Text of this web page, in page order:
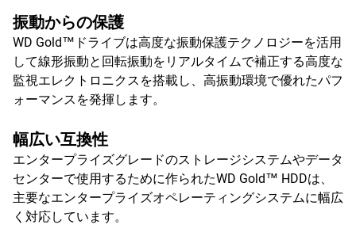
振動からの保護
WD Gold™ドライブは高度な振動保護テクノロジーを活用
して線形振動と回転振動をリアルタイムで補正する高度な
監視エレクトロニクスを搭載し、高振動環境で優れたパフ
ォーマンスを発揮します。
幅広い互換性
エンタープライズグレードのストレージシステムやデータ
センターで使用するために作られたWD Gold™ HDDは、
主要なエンタープライズオペレーティングシステムに幅広
く対応しています。